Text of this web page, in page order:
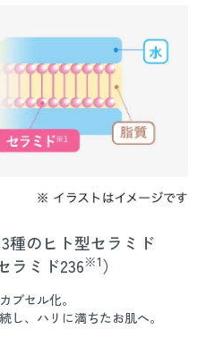
種のヒト型セラミド
ラミド236※1）
プセル化。
し、ハリに満ちたお肌へ。